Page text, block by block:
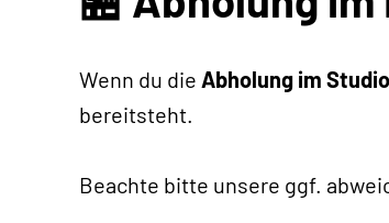
Wenn du die Abholung im
bereitsteht.
Beachte bitte unsere ggf.